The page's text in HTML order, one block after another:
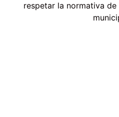
respetar la normativa